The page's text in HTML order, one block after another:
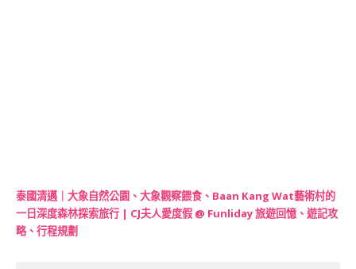
泰國清邁｜大象自然公園、大象觀察餵食、Baan Kang Wat藝術村的
一日深度森林探索旅行 | CJ夫人愛度假 @ Funliday 旅遊回憶、遊記攻
略、行程規劃